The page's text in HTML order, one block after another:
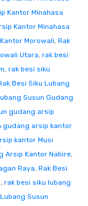
Kantor Minahasa
Kantor Minahasa
Morowali, Rak
Utara, rak besi
, rak besi siku
Besi Siku Lubang
Susun Gudang
gudang arsip
gudang arsip kantor
kantor Musi
Arsip Kantor Nabire,
Raya, Rak Besi
, rak besi siku lubang
Susun